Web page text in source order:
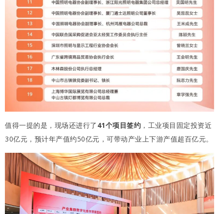
值得一提的是，现场还进行了 41个项目签约 ，工业项目固定投资近
30亿元，预计年产值约50亿元，可带动产业上下游产值超百亿元。